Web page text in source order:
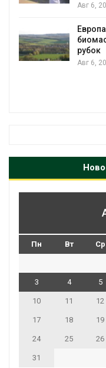
Авг 6,
рубок
Авг 6,
Пн Вт Ср
3 4 5
10 11 12
17 18 19
24 25 26
31